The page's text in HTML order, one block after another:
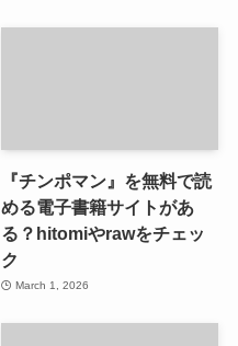
『チンポマン』を無料で読
める電子書籍サイトがあ
る？hitomiやrawをチェッ
ク
March 1, 2026